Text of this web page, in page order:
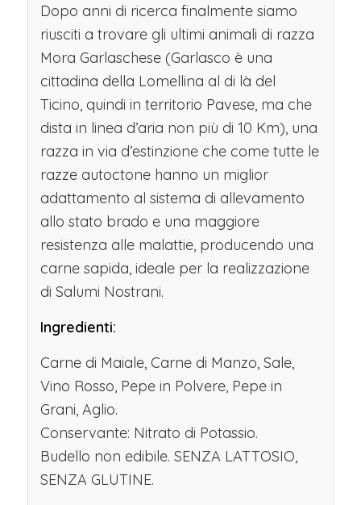
Dopo anni di ricerca finalmente siamo
riusciti a trovare gli ultimi animali di razza
Mora Garlaschese (Garlasco è una
cittadina della Lomellina al di là del
Ticino, quindi in territorio Pavese, ma che
dista in linea d’aria non più di 10 Km), una
razza in via d’estinzione che come tutte le
razze autoctone hanno un miglior
adattamento al sistema di allevamento
allo stato brado e una maggiore
resistenza alle malattie, producendo una
carne sapida, ideale per la realizzazione
di Salumi Nostrani.
Ingredienti:
Carne di Maiale, Carne di Manzo, Sale,
Vino Rosso, Pepe in Polvere, Pepe in
Grani, Aglio.
Conservante: Nitrato di Potassio.
Budello non edibile. SENZA LATTOSIO,
SENZA GLUTINE.